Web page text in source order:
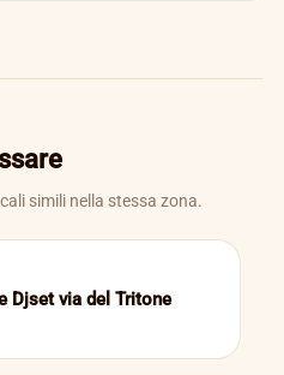
simili nella stessa zona.
Djset via del Tritone